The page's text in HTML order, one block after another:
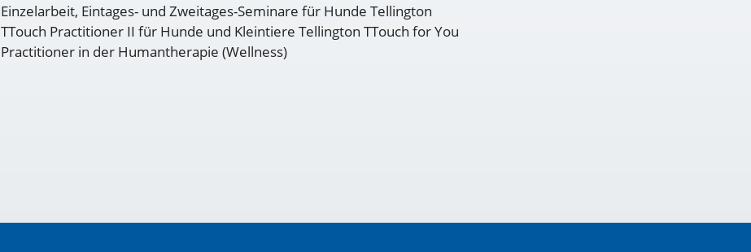
Einzelarbeit, Eintages- und Zweitages-Seminare für Hunde Tellington
TTouch Practitioner II für Hunde und Kleintiere Tellington TTouch for You
Practitioner in der Humantherapie (Wellness)